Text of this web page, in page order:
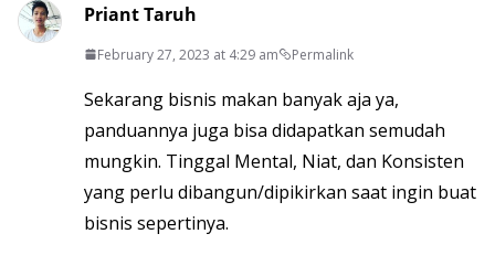
Priant Taruh
February 27, 2023 at 4:29 am Permalink
Sekarang bisnis makan banyak aja ya,
panduannya juga bisa didapatkan semudah
mungkin. Tinggal Mental, Niat, dan Konsisten
yang perlu dibangun/dipikirkan saat ingin buat
bisnis sepertinya.